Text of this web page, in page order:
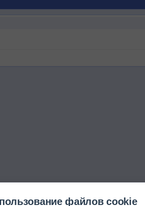
файлов cookie